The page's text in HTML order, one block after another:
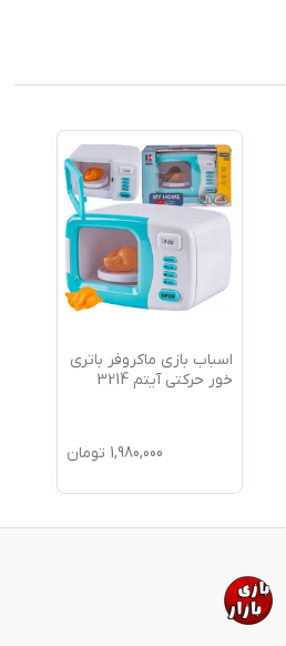
اسباب بازی ماکروفر باتری
خور حرکتی آیتم 3214
1,980,000 تومان